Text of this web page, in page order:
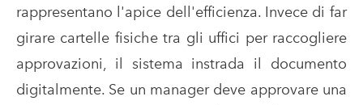
rappresentano l'apice dell'efficienza. Invece di far
girare cartelle fisiche tra gli uffici per raccogliere
approvazioni, il sistema instrada il documento
digitalmente. Se un manager deve approvare una